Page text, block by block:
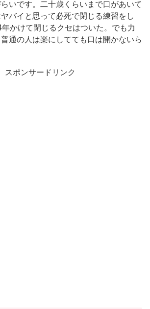
いです。二十歳くらいまで口があいて
バイと思って必死で閉じる練習をし
かけて閉じるクセはついた。でも力
通の人は楽にしてても口は開かないら
スポンサードリンク